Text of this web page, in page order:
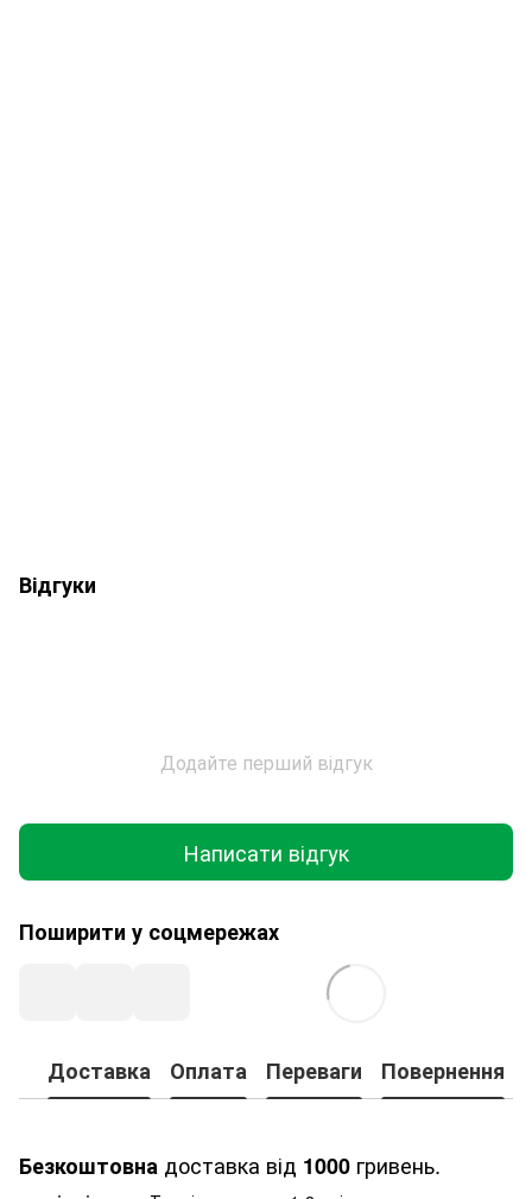
Відгуки
Додайте перший відгук
Написати відгук
Поширити у соцмережах
Доставка Оплата Переваги Повернення
Безкоштовна доставка від 1000 гривень.